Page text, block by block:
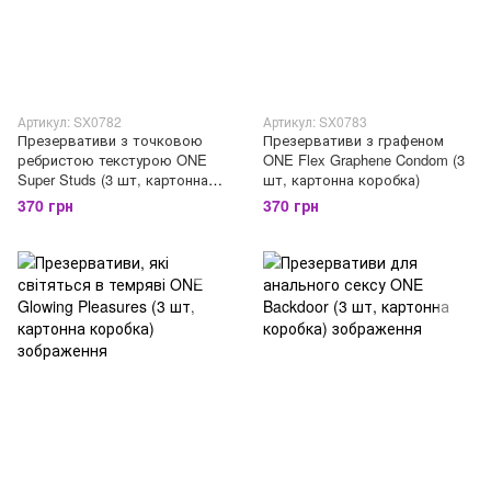
Артикул: SX0782
Презервативи з точковою
ребристою текстурою ONE
Super Studs (3 шт, картонна
коробка)
370 грн
Артикул: SX0783
Презервативи з графеном
ONE Flex Graphene Condom (3
шт, картонна коробка)
370 грн